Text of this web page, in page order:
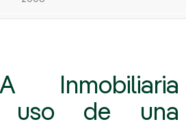
Inmobiliaria
uso de una